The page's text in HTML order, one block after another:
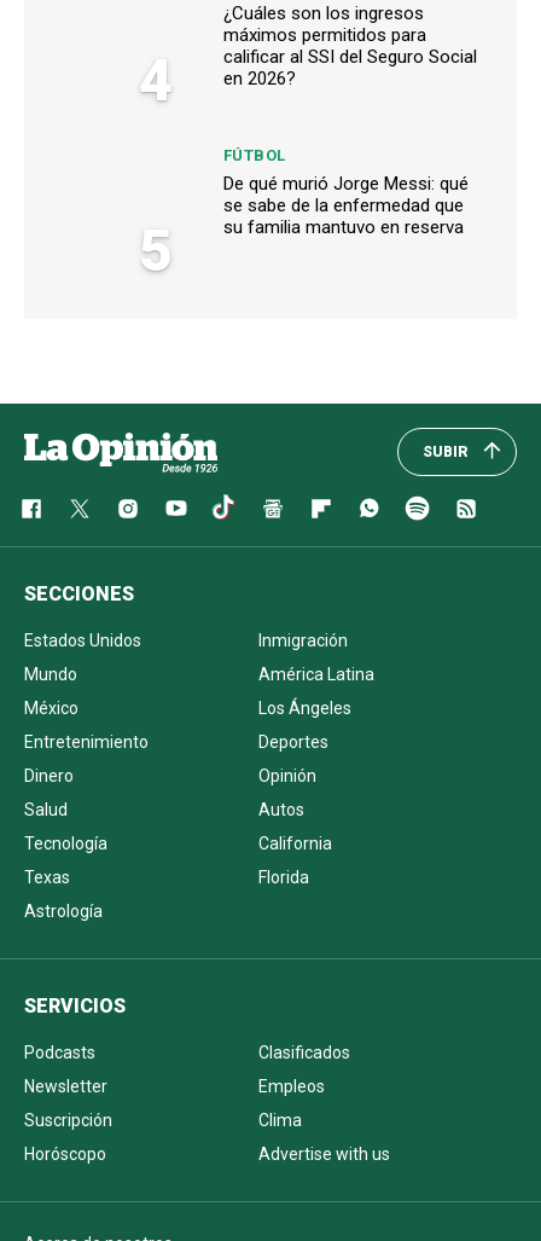
4
¿Cuáles son los ingresos
máximos permitidos para
calificar al SSI del Seguro Social
en 2026?
5
FÚTBOL
De qué murió Jorge Messi: qué
se sabe de la enfermedad que
su familia mantuvo en reserva
SUBIR
SECCIONES
Estados Unidos
Inmigración
Mundo
América Latina
México
Los Ángeles
Entretenimiento
Deportes
Dinero
Opinión
Salud
Autos
Tecnología
California
Texas
Florida
Astrología
SERVICIOS
Podcasts
Clasificados
Newsletter
Empleos
Suscripción
Clima
Horóscopo
Advertise with us